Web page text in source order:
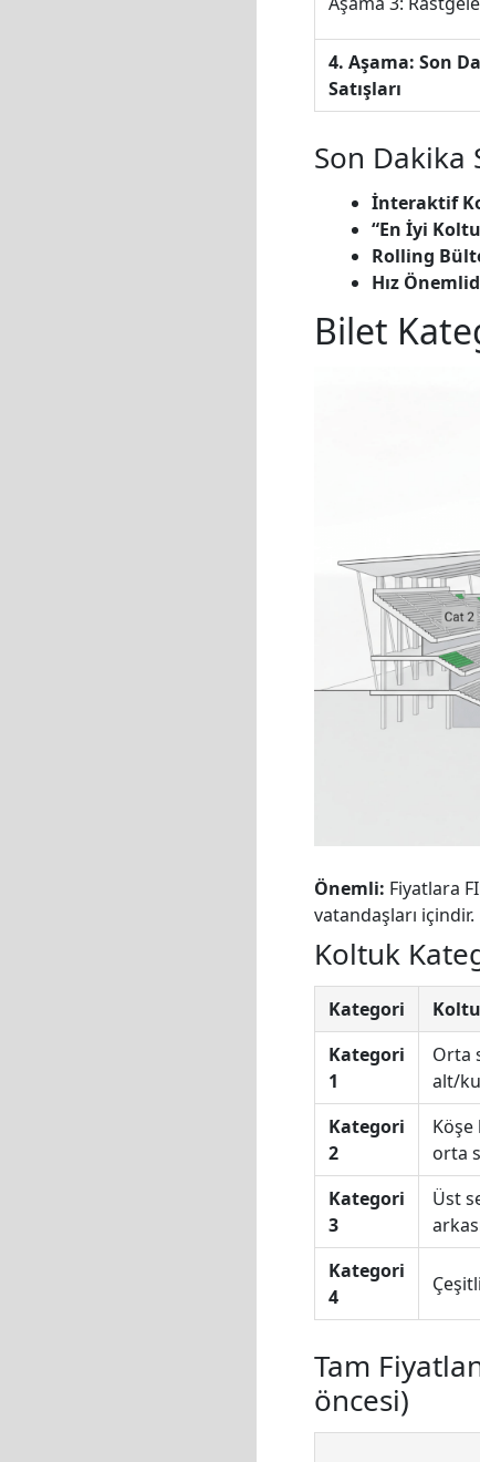
4. Aşama: Son
Satışları
Son Dakika
İnteraktif
“En İyi
Rolling
Hız
Bilet
Önemli: Fiyatlara
vatandaşları içindir.
Koltuk
Kategori
Kategori
1
Orta
alt/
Kategori
2
Köşe
orta
Kategori
3
Üst
Kategori
4
Tam
öncesi)